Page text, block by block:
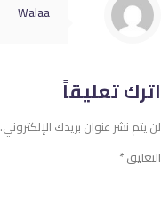
Walaa
اترك تعليقاً
لن يتم نشر عنوان بريدك الإلكتروني.
التعليق*